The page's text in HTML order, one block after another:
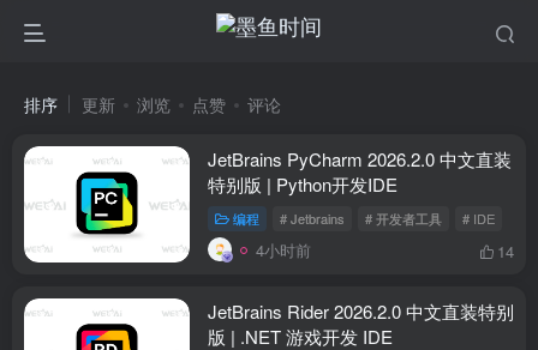
排序 更新 浏览 点赞 评论
JetBrains PyCharm 2026.2.0 中文直装
特别版 | Python开发IDE
编程 # Jetbrains # 开发者工具 # IDE
4小时前 14
JetBrains Rider 2026.2.0 中文直装特别
版 | .NET 游戏开发 IDE